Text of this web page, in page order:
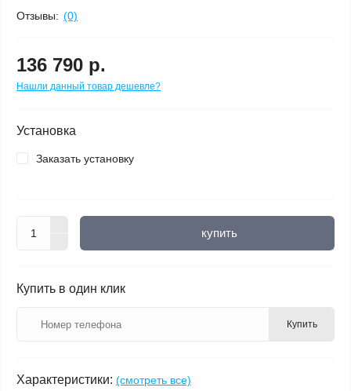
Отзывы: (0)
136 790 р.
Нашли данный товар дешевле?
Установка
Заказать установку
купить
Купить в один клик
Купить
Характеристики: (смотреть все)